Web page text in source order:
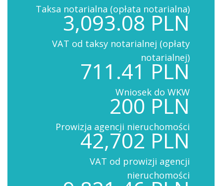
Taksa notarialna (opłata notarialna)
3,093.08 PLN
VAT od taksy notarialnej (opłaty
notarialnej)
711.41 PLN
Wniosek do WKW
200 PLN
Prowizja agencji nieruchomości
42,702 PLN
VAT od prowizji agencji
nieruchomości